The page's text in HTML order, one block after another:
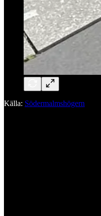
Källa: Södermalmshögern